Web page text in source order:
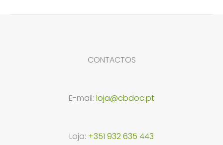
CONTACTOS
E-mail: loja@cbdoc.pt
Loja: +351 932 635 443